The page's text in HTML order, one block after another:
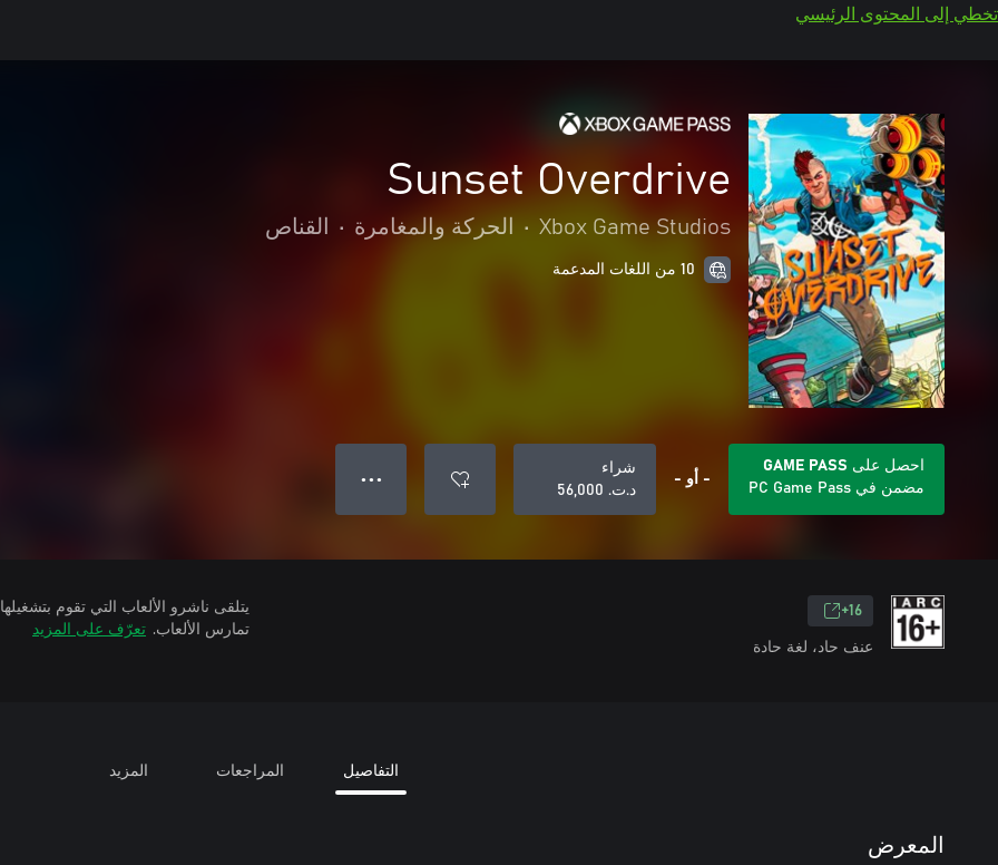
تخطي إلى المحتوى الرئيسي
Sunset Overdrive
Xbox Game Studios
• الحركة والمغامرة • القناص
10 من اللغات المدعمة
احصل على GAME PASS
مضمن في PC Game Pass
- أو -
شراء
د.ت.‏ 56,000
● ● ●
16+
عنف حاد، لغة حادة
تمارس الألعاب. تعرّف على المزيد
التفاصيل المراجعات المزيد
المعرض